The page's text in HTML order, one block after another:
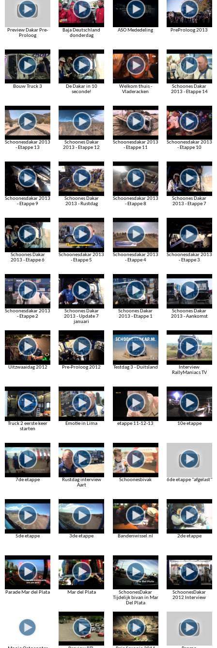
Preview Dakar Pre-
Proloog
Baja Deutschland
donderdag
ASO Mededeling PreProloog 2013
Bouw Truck 3
De Dakar in 10
seconde!
Welkom thuis -
Vladeracken
Schoones Dakar
2013 - Etappe 14
Schoonesdakar 2013
- Etappe 13
Schoones Dakar
2013 - Etappe 12
Schoonesdakar 2013
- Etappe 11
Schoonesdakar 2013
- Etappe 10
Schoonesdakar 2013
- Etappe 9
Schoones Dakar
2013 - Rustdag
Schoonesdakar 2013
- Etappe 8
Schoones Dakar
2013 - Etappe 7
Schoones Dakar
2013 - Etappe 6
Schoonesdakar 2013
- Etappe 5
Schoonesdakar 2013
- Etappe 4
Schoonesdakar 2013
- Etappe 3
Schoonesdakar 2013
- Etappe 2
Schoones Dakar
2013 - Update 7
januari
Schoones Dakar
2013 - Etappe 1
Schoones Dakar
2013 - Aankomst
Uitzwaaidag 2012 Pre-Proloog 2012 Testdag 3 - Duitsland
Interview
RallyManiacs TV
Truck 2 eerste keer
starten
Emotie in Lima etappe 11-12-13 10e etappe
7de etappe
Rustdag interview
Aart
Schoonesbivak 6de etappe "afgelast"
5de etappe 3de etappe Bandenwissel.nl 2de etappe
Parade Mar del Plata Mar del Plata
SchoonesDakar
Tijdelijk bivan in Mar
Del Plata
SchoonesDakar
2012 Interview